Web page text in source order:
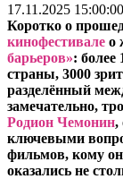
17.11.2025 15:00:00
Коротко о
кинофестивале о
барьеров»: более
страны, 3000
разделённый
замечательно,
Родион Чемонин,
ключевыми
фильмов, кому
оказались не